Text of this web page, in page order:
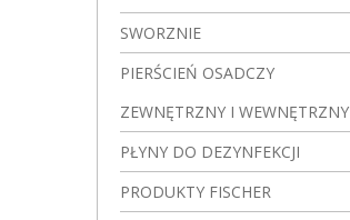
SWORZNIE
PIERŚCIEŃ OSADCZY
ZEWNĘTRZNY I WEWNĘTRZNY
PŁYNY DO DEZYNFEKCJI
PRODUKTY FISCHER